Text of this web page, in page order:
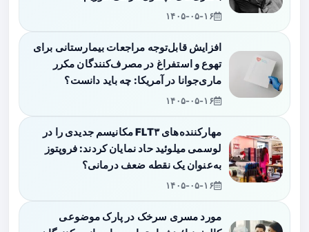
۱۴۰۵-۰۵-۱۶
افزایش قابل‌توجه مراجعات بیمارستانی برای
تهوع و استفراغ در مصرف‌کنندگان مکرر
ماری‌جوانا در آمریکا: چه باید دانست؟
۱۴۰۵-۰۵-۱۶
مهارکننده‌های FLT۳ مکانیسم جدیدی را در
لوسمی میلوئید حاد نمایان کردند: فروپتوز
به‌عنوان یک نقطه ضعف درمانی؟
۱۴۰۵-۰۵-۱۶
مورد مسری سرخک در پارک موضوعی